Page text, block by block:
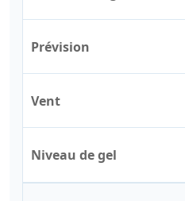
Prévision
Vent
Niveau de gel